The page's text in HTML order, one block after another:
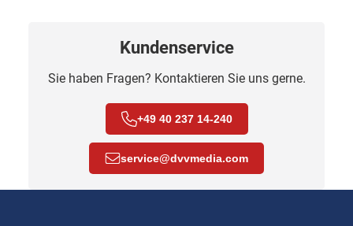
Kundenservice
Sie haben Fragen? Kontaktieren Sie uns gerne.
+49 40 237 14-240
service@dvvmedia.com